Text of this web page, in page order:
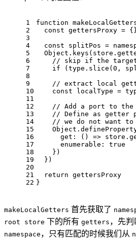
1
2
3
4
5
6
7
8
9
10
11
12
13
14
15
16
17
18
19
20
21
22
function
const gettersProxy =
const splitPos =
Object . keys (store.
// skip if the target
if (type. slice ( 0 ,
// extract local
const localType =
// Add a port to the
// Define as getter
// we do not want
Object .
get : () => store.
enumerable : true
    })
  })
return gettersProxy
}
makeLocalGetters 首先获取了
root store 下的所有 getters ，先
namespace ，只有匹配的时候我们从